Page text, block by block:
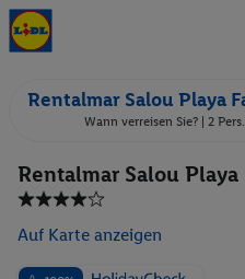
Rentalmar Salou Playa
Wann verreisen Sie? | 2 Pers.
Rentalmar Salou
Auf Karte anzeigen